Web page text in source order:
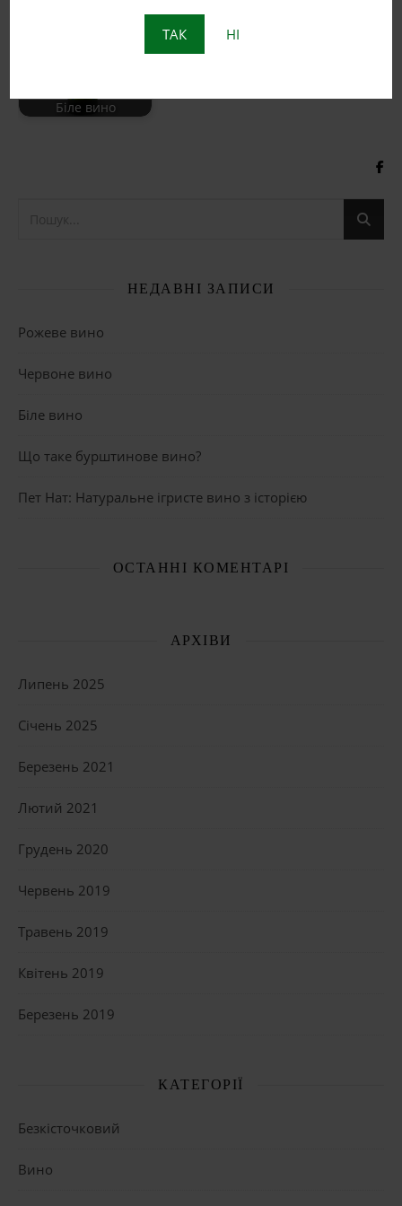
ТАК НІ
Біле вино
НЕДАВНІ ЗАПИСИ
Рожеве вино
Червоне вино
Біле вино
Що таке бурштинове вино?
Пет Нат: Натуральне ігристе вино з історією
ОСТАННІ КОМЕНТАРІ
АРХІВИ
Липень 2025
Січень 2025
Березень 2021
Лютий 2021
Грудень 2020
Червень 2019
Травень 2019
Квітень 2019
Березень 2019
КАТЕГОРІЇ
Безкісточковий
Вино